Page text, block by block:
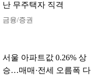
난 무주택자 직격
금융/증권
서울 아파트값 0.26% 상
승…매매·전세 오름폭 다